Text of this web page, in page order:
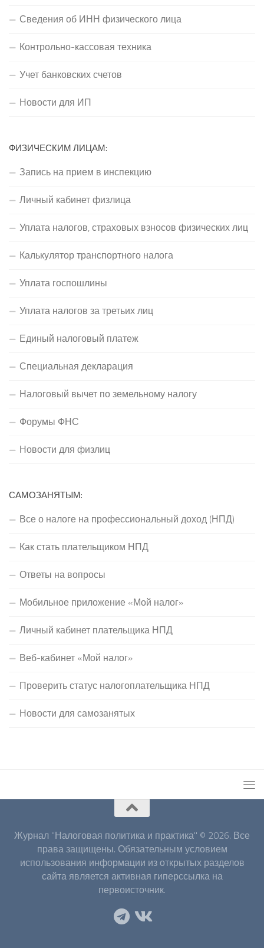
Сведения об ИНН физического лица
Контрольно-кассовая техника
Учет банковских счетов
Новости для ИП
ФИЗИЧЕСКИМ ЛИЦАМ:
Запись на прием в инспекцию
Личный кабинет физлица
Уплата налогов, страховых взносов физических лиц
Калькулятор транспортного налога
Уплата госпошлины
Уплата налогов за третьих лиц
Единый налоговый платеж
Специальная декларация
Налоговый вычет по земельному налогу
Форумы ФНС
Новости для физлиц
САМОЗАНЯТЫМ:
Все о налоге на профессиональный доход (НПД)
Как стать плательщиком НПД
Ответы на вопросы
Мобильное приложение «Мой налог»
Личный кабинет плательщика НПД
Веб-кабинет «Мой налог»
Проверить статус налогоплательщика НПД
Новости для самозанятых
Журнал "Налоговая политика и практика" © 2026. Все
права защищены. Обязательным условием
использования информации из открытых разделов
сайта является активная гиперссылка на
первоисточник.